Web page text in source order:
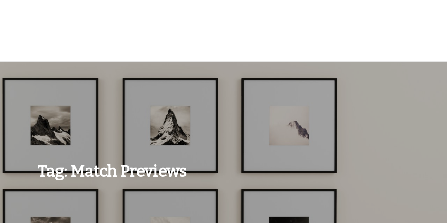
Tag:Match Previews